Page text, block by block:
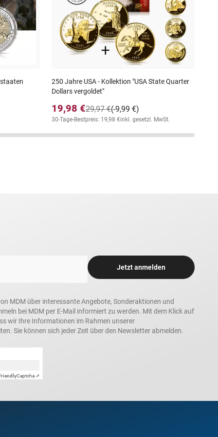
250 Jahre USA - Kollektion "USA State Quarter
Dollars vergoldet"
19,98 € (-9,99 €)
29,97 €
30-Tage-Bestpreis: 19,98 €inkl. gesetzl. MwSt.
Jetzt anmelden
MDM über interessante Angebote, Sonderaktionen und
bei MDM per E-Mail informiert zu werden. Mit dem Klick auf
wir Ihre Informationen im Rahmen unserer
Sie können sich jeder Zeit über den Newsletter abmelden.
Captcha ⇗